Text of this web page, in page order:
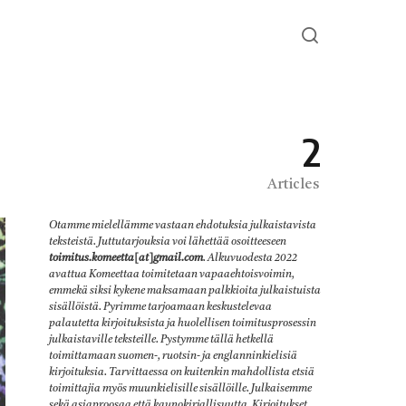
2
Articles
Otamme mielellämme vastaan ehdotuksia julkaistavista
teksteistä. Juttutarjouksia voi lähettää osoitteeseen
toimitus.komeetta[at]gmail.com. Alkuvuodesta 2022
avattua Komeettaa toimitetaan vapaaehtoisvoimin,
emmekä siksi kykene maksamaan palkkioita julkaistuista
sisällöistä. Pyrimme tarjoamaan keskustelevaa
palautetta kirjoituksista ja huolellisen toimitusprosessin
julkaistaville teksteille. Pystymme tällä hetkellä
toimittamaan suomen-, ruotsin- ja englanninkielisiä
kirjoituksia. Tarvittaessa on kuitenkin mahdollista etsiä
toimittajia myös muunkielisille sisällöille. Julkaisemme